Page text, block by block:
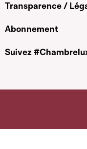
Transparence /
Abonnement
Suivez